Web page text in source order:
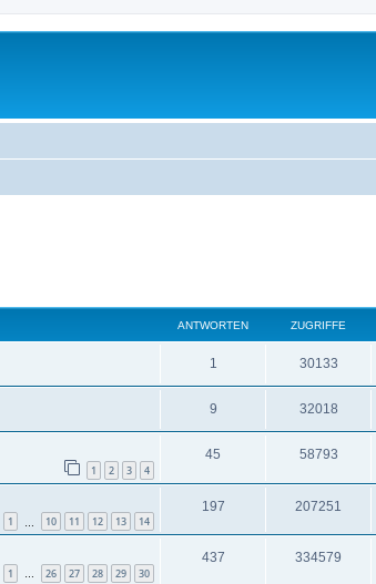
ANTWORTEN ZUGRIFFE
1 30133
9 32018
1 2 3 4
45 58793
1 10 11 12 13 14
197 207251
1 … 26 27 28 29 30
437 334579